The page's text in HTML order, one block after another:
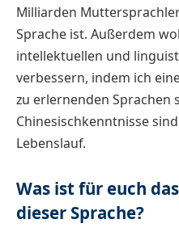
Milliarden
Sprache ist. Außerdem
intellektuellen und
verbessern, indem ich
zu erlernenden Sprachen
Chinesischkenntnisse
Lebenslauf.
Was ist für euch
dieser Sprache?